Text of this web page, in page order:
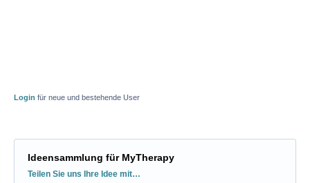
Login für neue und bestehende User
Ideensammlung für MyTherapy
Kategorien
Teilen Sie uns Ihre Idee mit…